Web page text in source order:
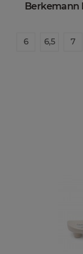
Berkemann
6 6,5 7